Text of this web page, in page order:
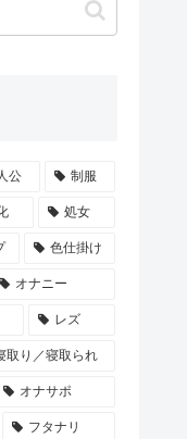
公 制服
処女
色仕掛け
オナニー
レズ
取り／寝取られ
オナサポ
フタナリ